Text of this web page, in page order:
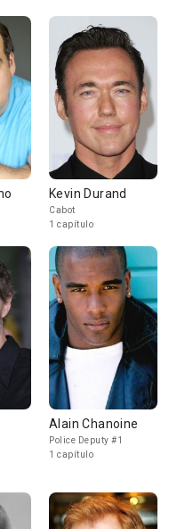
Kevin Durand
Cabot
1 capítulo
Alain Chanoine
Police Deputy #1
1 capítulo